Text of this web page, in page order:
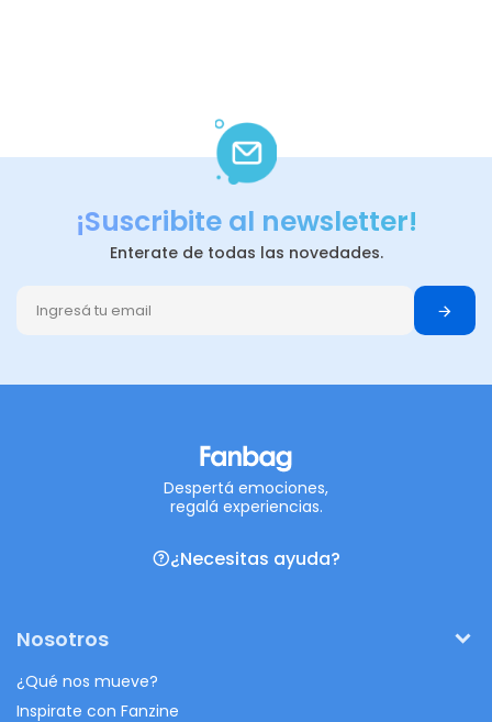
¡Suscribite al newsletter!
Enterate de todas las novedades.
Despertá emociones,
regalá experiencias.
¿Necesitas ayuda?
Nosotros
¿Qué nos mueve?
Inspirate con Fanzine